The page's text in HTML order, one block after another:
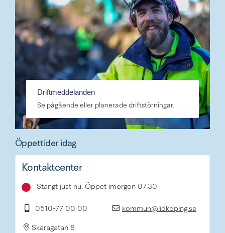
Driftmeddelanden
Se pågående eller planerade driftstörningar.
Öppettider idag
Kontaktcenter
Stängt just nu. Öppet imorgon 07.30
0510-77 00 00 kommun@lidkoping.se
Skaragatan 8